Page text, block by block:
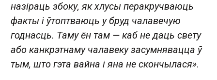
назіраць збоку, як хлусы перакручваюць
факты і ўтоптваюць у бруд чалавечую
годнасць. Таму ён там — каб не даць свету
або канкрэтнаму чалавеку засумнявацца ў
тым, што гэта вайна і яна не скончылася».